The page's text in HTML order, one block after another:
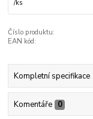
/ks
Číslo produktu:
EAN kód:
Kompletní specifikace
Komentáře 0